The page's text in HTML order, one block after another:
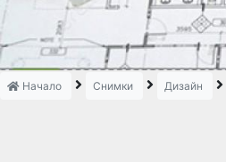
Начало Снимки Дизайн